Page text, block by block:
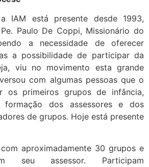
IAM está presente desde 1993,
Paulo De Coppi, Missionário do
a necessidade de oferecer
a possibilidade de participar da
viu no movimento esta grande
com algumas pessoas que o
os primeiros grupos de infância,
formação dos assessores e dos
de grupos. Hoje está presente
aproximadamente 30 grupos e
seu assessor. Participam